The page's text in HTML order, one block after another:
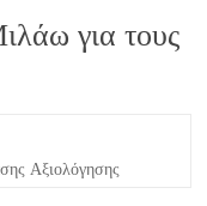
για τους
Αξιολόγησης